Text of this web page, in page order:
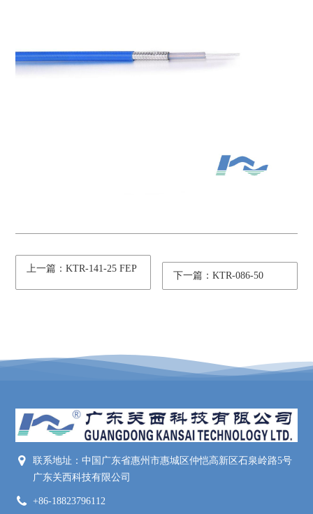
上一篇：KTR-141-25 FEP
下一篇：KTR-086-50
联系地址：中国广东省惠州市惠城区仲恺高新区石泉岭路5号
广东关西科技有限公司
+86-18823796112